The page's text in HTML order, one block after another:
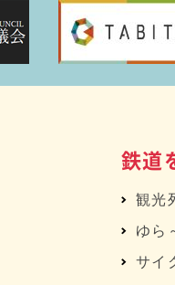
鉄道
観光
ゆら
サイ